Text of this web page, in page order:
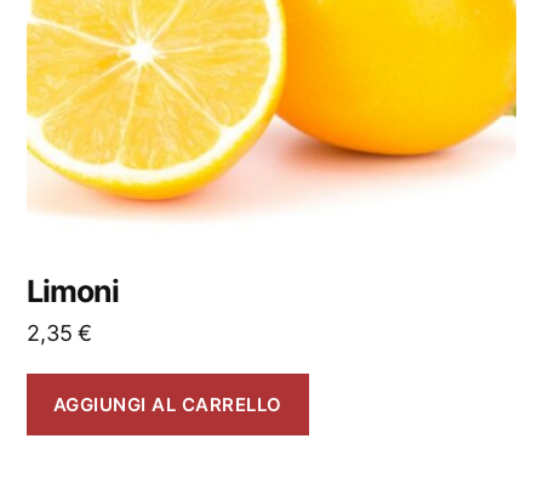
Limoni
2,35€
AGGIUNGI AL CARRELLO